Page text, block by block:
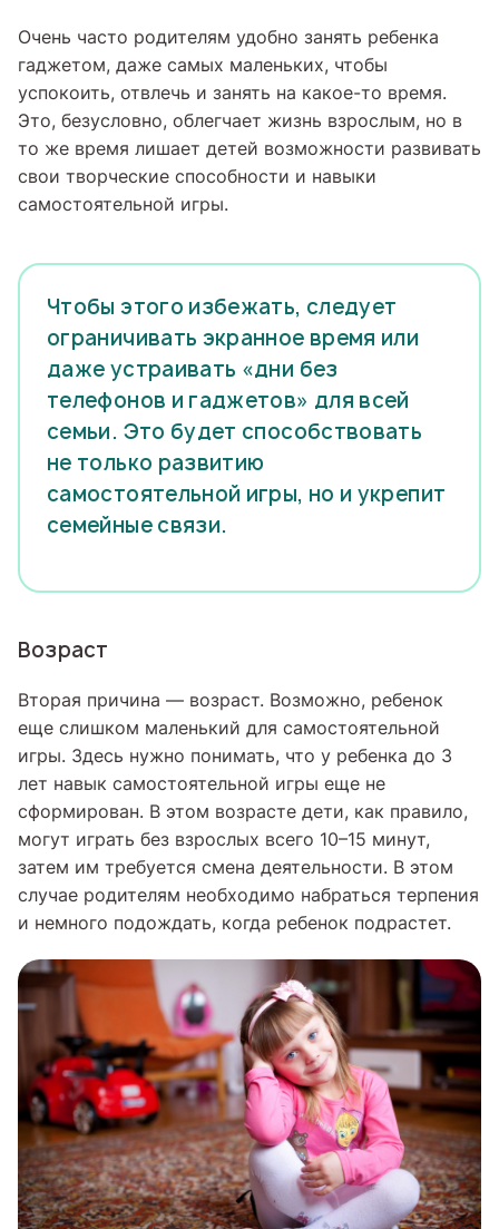
Очень часто родителям удобно занять ребенка
гаджетом, даже самых маленьких, чтобы
успокоить, отвлечь и занять на какое-то время.
Это, безусловно, облегчает жизнь взрослым, но в
то же время лишает детей возможности развивать
свои творческие способности и навыки
самостоятельной игры.
Чтобы этого избежать, следует
ограничивать экранное время или
даже устраивать «дни без
телефонов и гаджетов» для всей
семьи. Это будет способствовать
не только развитию
самостоятельной игры, но и укрепит
семейные связи.
Возраст
Вторая причина — возраст. Возможно, ребенок
еще слишком маленький для самостоятельной
игры. Здесь нужно понимать, что у ребенка до 3
лет навык самостоятельной игры еще не
сформирован. В этом возрасте дети, как правило,
могут играть без взрослых всего 10–15 минут,
затем им требуется смена деятельности. В этом
случае родителям необходимо набраться терпения
и немного подождать, когда ребенок подрастет.